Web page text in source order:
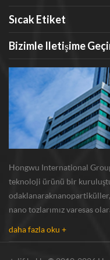
Sıcak Etiket
Bizimle Iletişime
Hongwu International
teknoloji ürünü bir
nano tozlarımız varesas
daha fazla oku +